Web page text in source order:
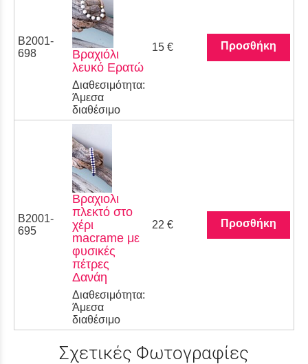
Β2001-
698
Βραχιόλι
λευκό Ερατώ
Διαθεσιμότητα:
Άμεσα
διαθέσιμο
15 € Προσθήκη
Β2001-
695
Βραχιολι
πλεκτό στο
χέρι
macrame με
φυσικές
πέτρες
Δανάη
Διαθεσιμότητα:
Άμεσα
διαθέσιμο
22 € Προσθήκη
Σχετικές Φωτογραφίες